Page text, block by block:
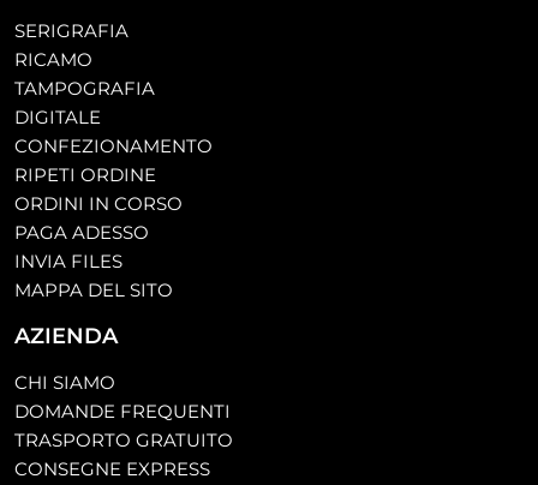
SERIGRAFIA
RICAMO
TAMPOGRAFIA
DIGITALE
CONFEZIONAMENTO
RIPETI ORDINE
ORDINI IN CORSO
PAGA ADESSO
INVIA FILES
MAPPA DEL SITO
AZIENDA
CHI SIAMO
DOMANDE FREQUENTI
TRASPORTO GRATUITO
CONSEGNE EXPRESS